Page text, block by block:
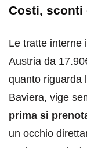
Costi, sconti
Le tratte interne
Austria da
quanto riguarda
Baviera, vige
prima si
un occhio